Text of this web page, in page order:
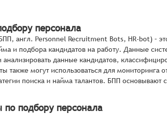
персонала
англ. Personnel Recruitment Bots, HR-bot) –
и подбора кандидатов на работу. Данные
анализировать данные кандидатов,
также могут использоваться для мониторинга
поиска и найма талантов. БПП основывают
подбору персонала